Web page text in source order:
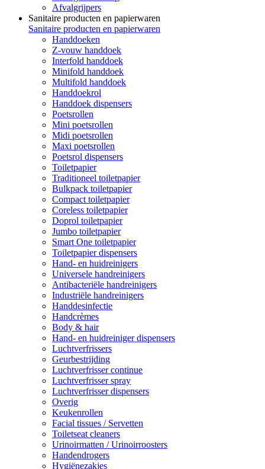
Afvalgrijpers
Sanitaire producten en papierwaren
Sanitaire producten en papierwaren
Handdoeken
Z-vouw handdoek
Interfold handdoek
Minifold handdoek
Multifold handdoek
Handdoekrol
Handdoek dispensers
Poetsrollen
Mini poetsrollen
Midi poetsrollen
Maxi poetsrollen
Poetsrol dispensers
Toiletpapier
Traditioneel toiletpapier
Bulkpack toiletpapier
Compact toiletpapier
Coreless toiletpapier
Doprol toiletpapier
Jumbo toiletpapier
Smart One toiletpapier
Toiletpapier dispensers
Hand- en huidreinigers
Universele handreinigers
Antibacteriële handreinigers
Industriële handreinigers
Handdesinfectie
Handcrèmes
Body & hair
Hand- en huidreiniger dispensers
Luchtverfrissers
Geurbestrijding
Luchtverfrisser continue
Luchtverfrisser spray
Luchtverfrisser dispensers
Overig
Keukenrollen
Facial tissues / Servetten
Toiletseat cleaners
Urinoirmatten / Urinoirroosters
Handendrogers
Hygiënezakjes